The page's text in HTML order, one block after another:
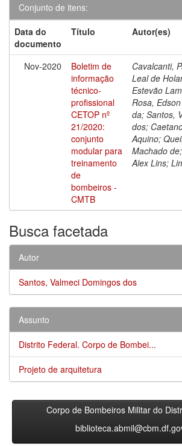
Conjunto de itens:
Data do
documento
Título Autor(es)
Nov-2020
Boletim de
informação
técnico-
profissional
CETOP nº
21/2020:
conjunto
modular para
treinamento
de
bombeiros -
CMTB
Cavalcanti,
Leal de
Estevão
Rosa,
da; Santos,
dos;
Aquino;
Machado
Alex Lins;
Busca facetada
Autor
Santos, Valmeci Domingos dos
Assunto
Distrito Federal. Corpo de Bombei...
Projeto de arquitetura
Corpo de Bombeiros Militar do